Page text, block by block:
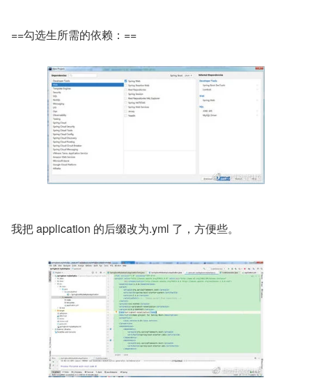
==勾选生所需的依赖：==
​我把 application 的后缀改为.yml 了，方便些。